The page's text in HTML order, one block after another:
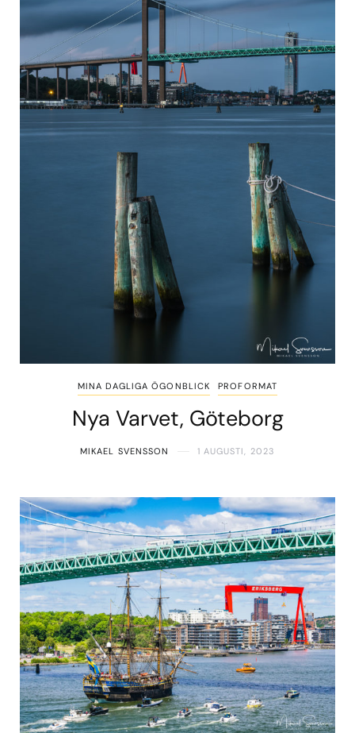
MINA DAGLIGA ÖGONBLICK PROFORMAT
Nya Varvet, Göteborg
MIKAEL SVENSSON 1 AUGUSTI, 2023